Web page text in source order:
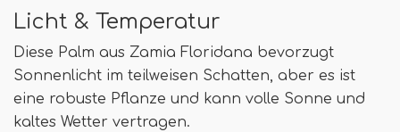
Licht & Temperatur
Diese Palm aus Zamia Floridana bevorzugt
Sonnenlicht im teilweisen Schatten, aber es ist
eine robuste Pflanze und kann volle Sonne und
kaltes Wetter vertragen.